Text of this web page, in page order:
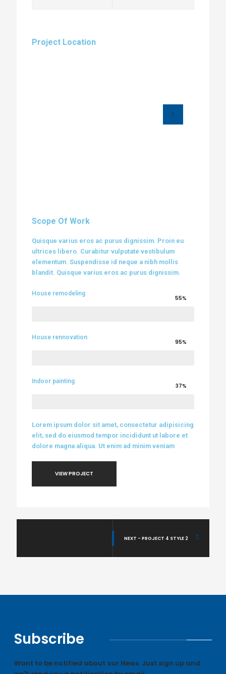
Project Location
Scope Of Work
Quisque varius eros ac purus dignissim. Proin eu
ultrices libero. Curabitur vulputate vestibulum
elementum. Suspendisse id neque a nibh mollis
blandit. Quisque varius eros ac purus dignissim.
House remodeling
55%
House rennovation
95%
Indoor painting
37%
Lorem ipsum dolor sit amet, consectetur adipisicing
elit, sed do eiusmod tempor incididunt ut labore et
dolore magna aliqua. Ut enim ad minim veniam
VIEW PROJECT
NEXT - PROJECT 4 STYLE 2
Subscribe
Want to be notified about our News. Just sign up and